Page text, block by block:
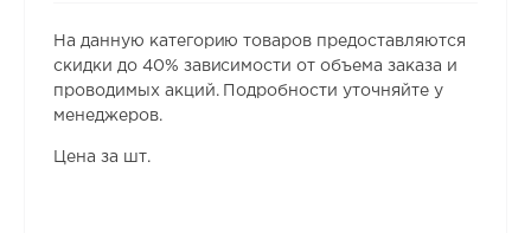
На данную категорию товаров предоставляются
скидки до 40% зависимости от объема заказа и
проводимых акций. Подробности уточняйте у
менеджеров.
Цена за шт.